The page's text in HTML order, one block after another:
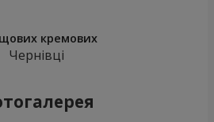
кремових
Чернівці